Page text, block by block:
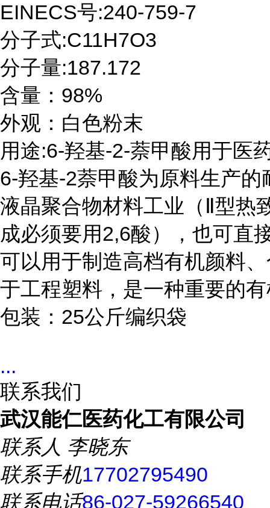
EINECS号:240-759-7
分子式:C11H7O3
分子量:187.172
含量：98%
外观：白色粉末
用途:6-羟基-2-萘甲酸用于医
6-羟基-2萘甲酸为原料生产
液晶聚合物材料工业（Ⅱ型热
成必须要用2,6酸），也可直
可以用于制造高档有机颜料
于工程塑料，是一种重要的
包装：25公斤编织袋
...
联系我们
武汉能仁医药化工有限公司
联系人 李晓东
联系手机17702795490
联系电话86-027-59266540